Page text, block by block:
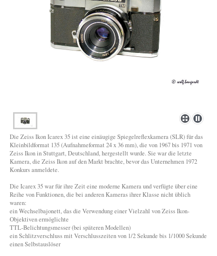
Die Zeiss Ikon Icarex 35 ist eine einäugige Spiegelreflexkamera (SLR) für das
Kleinbildformat 135 (Aufnahmeformat 24 x 36 mm), die von 1967 bis 1971 von
Zeiss Ikon in Stuttgart, Deutschland, hergestellt wurde. Sie war die letzte
Kamera, die Zeiss Ikon auf den Markt brachte, bevor das Unternehmen 1972
Konkurs anmeldete.
Die Icarex 35 war für ihre Zeit eine moderne Kamera und verfügte über eine
Reihe von Funktionen, die bei anderen Kameras ihrer Klasse nicht üblich
waren:
ein Wechselbajonett, das die Verwendung einer Vielzahl von Zeiss Ikon-
Objektiven ermöglichte
TTL-Belichtungsmesser (bei späteren Modellen)
ein Schlitzverschluss mit Verschlusszeiten von 1/2 Sekunde bis 1/1000 Sekunde
einen Selbstauslöser